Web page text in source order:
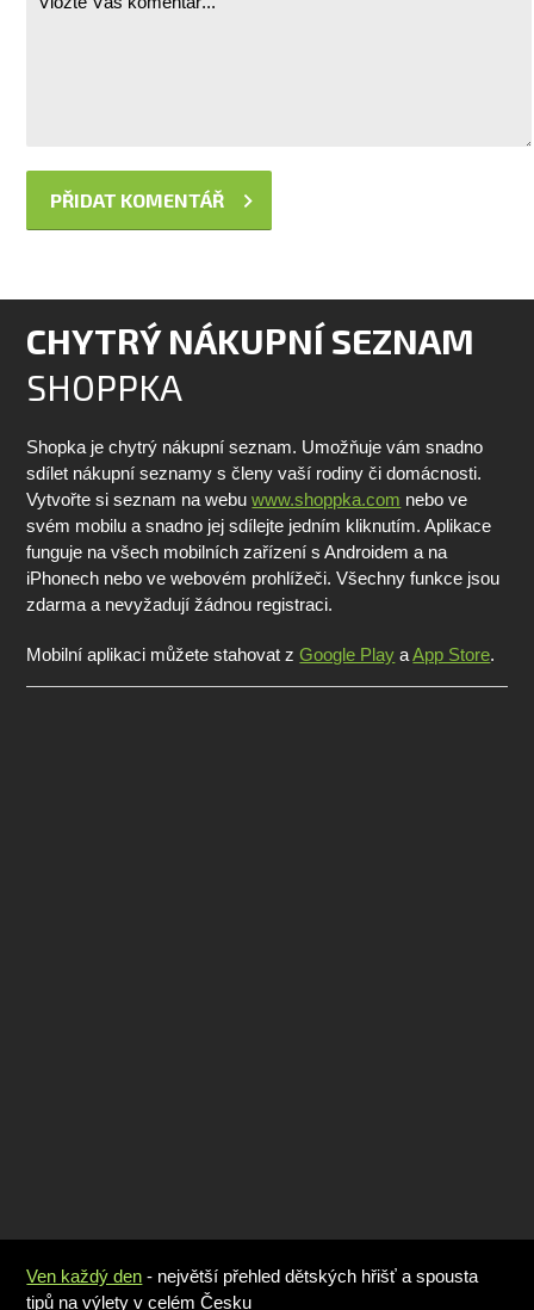
CHYTRÝ NÁKUPNÍ SEZNAM
SHOPPKA
Shopka je chytrý nákupní seznam. Umožňuje vám snadno
sdílet nákupní seznamy s členy vaší rodiny či domácnosti.
Vytvořte si seznam na webuwww.shoppka.com nebo ve
svém mobilu a snadno jej sdílejte jedním kliknutím. Aplikace
funguje na všech mobilních zařízení s Androidem a na
iPhonech nebo ve webovém prohlížeči. Všechny funkce jsou
zdarma a nevyžadují žádnou registraci.
Mobilní aplikaci můžete stahovat zGoogle Play aApp Store.
Ven každý den - největší přehled dětských hřišť a spousta
tipů na výlety v celém Česku